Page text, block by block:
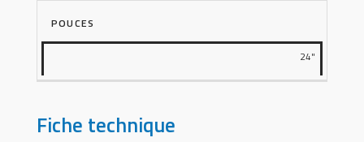
POUCES
24"
Fiche technique